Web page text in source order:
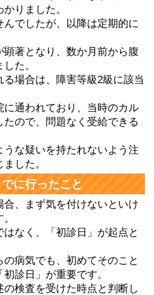
りました。
でしたが、以降は定期的に
著となり、数か月前から腹
た。
る場合は、障害等級2級に該当
に通われており、当時のカル
ので、問題なく受給できる
な疑いを持たれないよう注
した。
に行ったこと
、まず気を付けないといけ
なく、「初診日」が起点と
病気でも、初めてそのこと
診日」が重要です。
検査を受けた時点と判断し